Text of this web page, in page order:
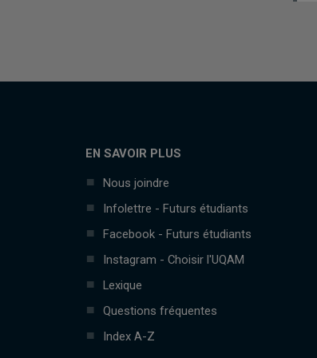
EN SAVOIR PLUS
Nous joindre
Infolettre - Futurs étudiants
Facebook - Futurs étudiants
Instagram - Choisir l'UQAM
Lexique
Questions fréquentes
Index A-Z